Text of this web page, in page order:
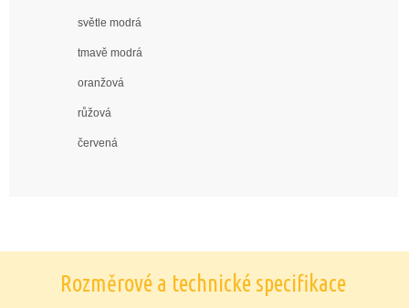
světle modrá
tmavě modrá
oranžová
růžová
červená
Rozměrové a technické specifikace